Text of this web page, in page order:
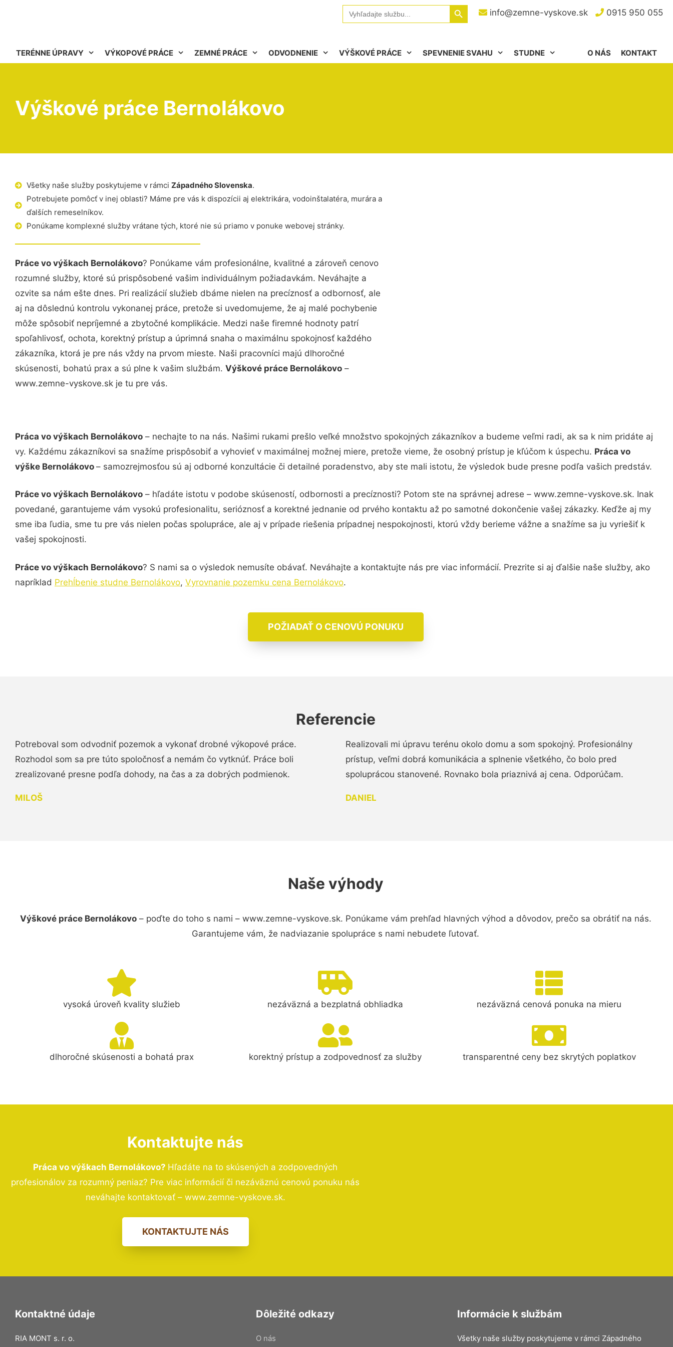
info@zemne-vyskove.sk 0915 950 055
Search
for:
Search Button
TERÉNNE ÚPRAVY VÝKOPOVÉ PRÁCE ZEMNÉ PRÁCE ODVODNENIE VÝŠKOVÉ PRÁCE SPEVNENIE SVAHU STUDNE KONTAKT
O NÁS
Výškové práce Bernolákovo
Všetky naše služby poskytujeme v rámci Západného Slovenska.
Potrebujete pomôcť v inej oblasti? Máme pre vás k dispozícii aj elektrikára, vodoinštalatéra, murára a
ďalších remeselníkov.
Ponúkame komplexné služby vrátane tých, ktoré nie sú priamo v ponuke webovej stránky.
Práce vo výškach Bernolákovo? Ponúkame vám profesionálne, kvalitné a zároveň cenovo
rozumné služby, ktoré sú prispôsobené vašim individuálnym požiadavkám. Neváhajte a
ozvite sa nám ešte dnes. Pri realizácií služieb dbáme nielen na precíznosť a odbornosť, ale
aj na dôslednú kontrolu vykonanej práce, pretože si uvedomujeme, že aj malé pochybenie
môže spôsobiť nepríjemné a zbytočné komplikácie. Medzi naše firemné hodnoty patrí
spoľahlivosť, ochota, korektný prístup a úprimná snaha o maximálnu spokojnosť každého
zákazníka, ktorá je pre nás vždy na prvom mieste. Naši pracovníci majú dlhoročné
skúsenosti, bohatú prax a sú plne k vašim službám. Výškové práce Bernolákovo –
www.zemne-vyskove.sk je tu pre vás.
Práca vo výškach Bernolákovo – nechajte to na nás. Našimi rukami prešlo veľké množstvo spokojných zákazníkov a budeme veľmi radi, ak sa k nim pridáte aj
vy. Každému zákazníkovi sa snažíme prispôsobiť a vyhovieť v maximálnej možnej miere, pretože vieme, že osobný prístup je kľúčom k úspechu. Práca vo
výške Bernolákovo – samozrejmosťou sú aj odborné konzultácie či detailné poradenstvo, aby ste mali istotu, že výsledok bude presne podľa vašich predstáv.
Práce vo výškach Bernolákovo – hľadáte istotu v podobe skúseností, odbornosti a precíznosti? Potom ste na správnej adrese – www.zemne-vyskove.sk. Inak
povedané, garantujeme vám vysokú profesionalitu, serióznosť a korektné jednanie od prvého kontaktu až po samotné dokončenie vašej zákazky. Keďže aj my
sme iba ľudia, sme tu pre vás nielen počas spolupráce, ale aj v prípade riešenia prípadnej nespokojnosti, ktorú vždy berieme vážne a snažíme sa ju vyriešiť k
vašej spokojnosti.
Práce vo výškach Bernolákovo? S nami sa o výsledok nemusíte obávať. Neváhajte a kontaktujte nás pre viac informácií. Prezrite si aj ďalšie naše služby, ako
napríklad Prehĺbenie studne Bernolákovo, Vyrovnanie pozemku cena Bernolákovo.
POŽIADAŤ O CENOVÚ PONUKU
Referencie
Potreboval som odvodniť pozemok a vykonať drobné výkopové práce.
Rozhodol som sa pre túto spoločnosť a nemám čo vytknúť. Práce boli
zrealizované presne podľa dohody, na čas a za dobrých podmienok.
MILOŠ
Realizovali mi úpravu terénu okolo domu a som spokojný. Profesionálny
prístup, veľmi dobrá komunikácia a splnenie všetkého, čo bolo pred
spoluprácou stanovené. Rovnako bola priaznivá aj cena. Odporúčam.
DANIEL
Naše výhody
Výškové práce Bernolákovo– poďte do toho s nami – www.zemne-vyskove.sk. Ponúkame vám prehľad hlavných výhod a dôvodov, prečo sa obrátiť na nás.
Garantujeme vám, že nadviazanie spolupráce s nami nebudete ľutovať.
vysoká úroveň kvality služieb nezáväzná a bezplatná obhliadka nezáväzná cenová ponuka na mieru
dlhoročné skúsenosti a bohatá prax korektný prístup a zodpovednosť za služby transparentné ceny bez skrytých poplatkov
Kontaktujte nás
Práca vo výškach Bernolákovo? Hľadáte na to skúsených a zodpovedných
profesionálov za rozumný peniaz? Pre viac informácií či nezáväznú cenovú ponuku nás
neváhajte kontaktovať – www.zemne-vyskove.sk.
KONTAKTUJTE NÁS
Kontaktné údaje
RIA MONT s. r. o.
Dôležité odkazy
O nás
Informácie k službám
Všetky naše služby poskytujeme v rámci Západného